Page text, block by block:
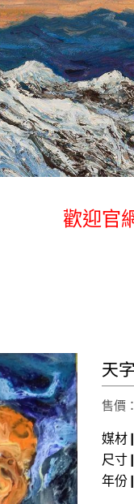
歡迎官
天
售價
媒材
尺寸
年份